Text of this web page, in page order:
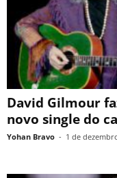
David Gilmour
novo single do
Yohan Bravo - 1 de